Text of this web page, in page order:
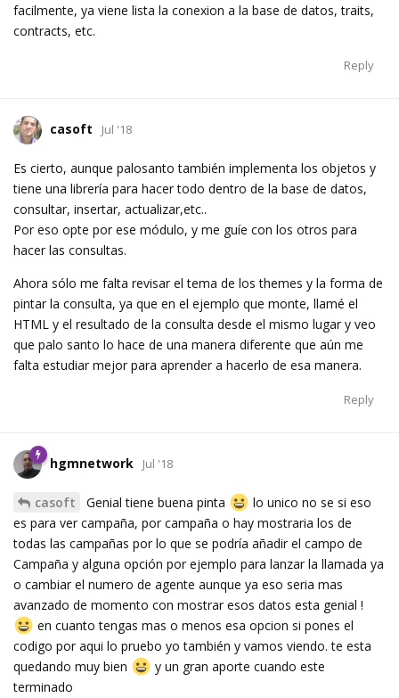
facilmente, ya viene lista la conexion a la base de datos, traits,
contracts, etc.
Reply
casoft Jul '18
Es cierto, aunque palosanto también implementa los objetos y
tiene una librería para hacer todo dentro de la base de datos,
consultar, insertar, actualizar,etc..
Por eso opte por ese módulo, y me guíe con los otros para
hacer las consultas.
Ahora sólo me falta revisar el tema de los themes y la forma de
pintar la consulta, ya que en el ejemplo que monte, llamé el
HTML y el resultado de la consulta desde el mismo lugar y veo
que palo santo lo hace de una manera diferente que aún me
falta estudiar mejor para aprender a hacerlo de esa manera.
Reply
hgmnetwork Jul '18
casoft Genial tiene buena pinta
lo unico no se si eso
es para ver campaña, por campaña o hay mostraria los de
todas las campañas por lo que se podría añadir el campo de
Campaña y alguna opción por ejemplo para lanzar la llamada ya
o cambiar el numero de agente aunque ya eso seria mas
avanzado de momento con mostrar esos datos esta genial !
en cuanto tengas mas o menos esa opcion si pones el
codigo por aqui lo pruebo yo también y vamos viendo. te esta
quedando muy bien
y un gran aporte cuando este
terminado